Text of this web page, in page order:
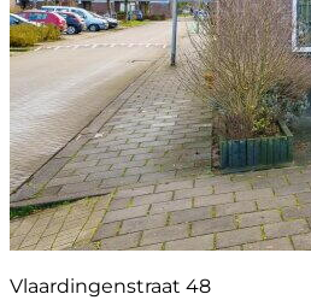
Vlaardingenstraat 48